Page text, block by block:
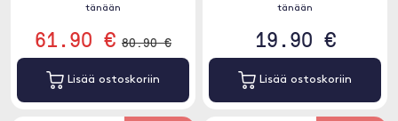
tänään
61.90 € 80.90 €
Lisää ostoskoriin
tänään
19.90 €
Lisää ostoskoriin